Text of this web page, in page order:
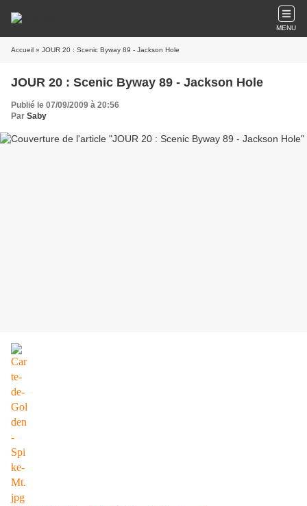
MENU
Accueil » JOUR 20 : Scenic Byway 89 - Jackson Hole
JOUR 20 : Scenic Byway 89 - Jackson Hole
Publié le 07/09/2009 à 20:56
Par Saby